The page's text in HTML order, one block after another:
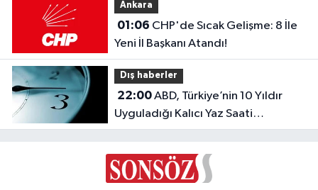
Ankara
01:06
Yeni İl Başkanı Atandı!
Dış haberler
22:00ABD, Türkiye’nin 10 Yıldır
Uyguladığı Kalıcı Yaz Saati
Modeline Geçiyor!